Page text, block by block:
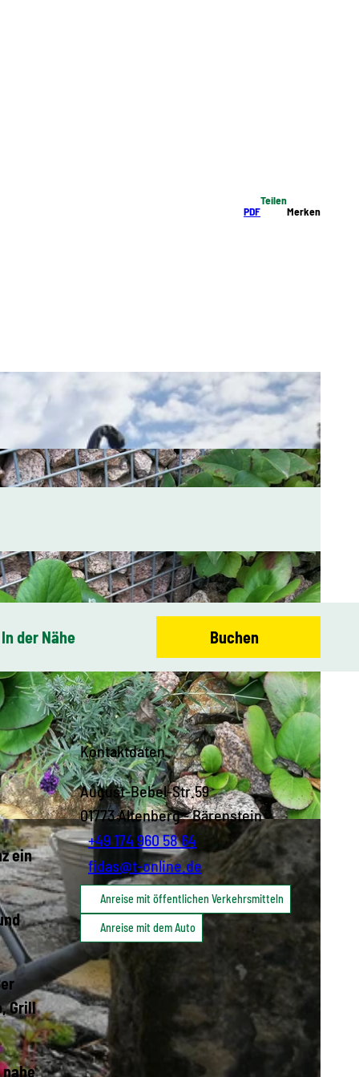
PDF
Teilen
Merken
In der Nähe Buchen
ein
Grill
Kontaktdaten
August-Bebel-Str.59
01773Altenberg- Bärenstein
+49 174 960 58 64
fidas@t-online.de
Anreise mit öffentlichen Verkehrsmitteln
Anreise mit dem Auto